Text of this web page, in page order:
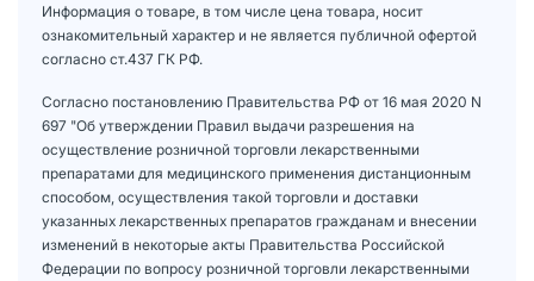
Информация о товаре, в том числе цена товара, носит
ознакомительный характер и не является публичной офертой
согласно ст.437 ГК РФ.
Согласно постановлению Правительства РФ от 16 мая 2020 N
697 "Об утверждении Правил выдачи разрешения на
осуществление розничной торговли лекарственными
препаратами для медицинского применения дистанционным
способом, осуществления такой торговли и доставки
указанных лекарственных препаратов гражданам и внесении
изменений в некоторые акты Правительства Российской
Федерации по вопросу розничной торговли лекарственными